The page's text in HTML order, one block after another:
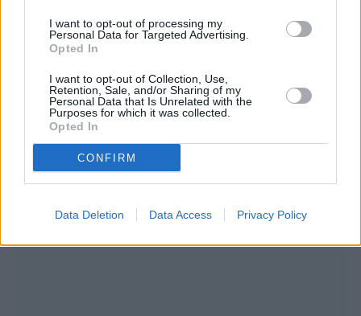
I want to opt-out of processing my
Personal Data for Targeted Advertising.
Opted In
I want to opt-out of Collection, Use,
Retention, Sale, and/or Sharing of my
Personal Data that Is Unrelated with the
Purposes for which it was collected.
Opted In
CONFIRM
Data Deletion Data Access Privacy Policy